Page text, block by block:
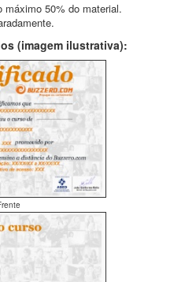
máximo 50% do material.
(imagem ilustrativa):